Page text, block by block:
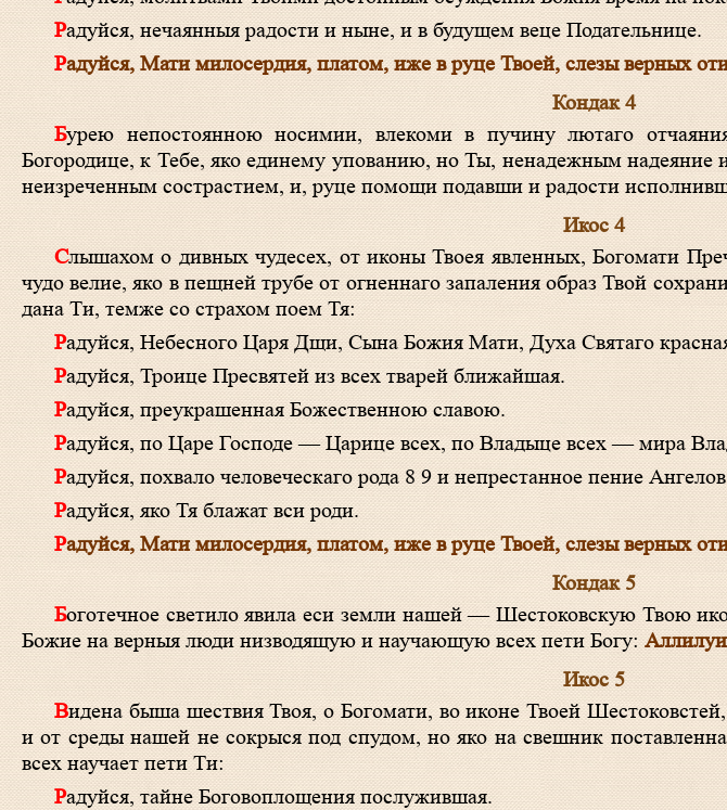
Радуйся, нечаянныя радости и ныне, и в будущем веце Подательнице.
Радуйся, Мати милосердия, платом, иже в руце Твоей, слезы верных
Кондак 4
Бурею непостоянною носимии, влекоми в пучину лютаго отчаяния, притекают в бедах и скорбех раби Твои,
Богородице, к Тебе, яко единему упованию, но Ты, ненадежным
неизреченным сострастием, и, руце помощи подавши и радости
Икос 4
Слышахом о дивных чудесех, от иконы Твоея явленных, Богомати Пречистая, радуемся и благодарим Тя, изряднее за
чудо велие, яко в пещней трубе от огненнаго запаления образ Твой
дана Ти, темже со страхом поем Тя:
Радуйся, Небесного Царя Дщи, Сына Божия Мати, Духа Святаго
Радуйся, Троице Пресвятей из всех тварей ближайшая.
Радуйся, преукрашенная Божественною славою.
Радуйся, по Царе Господе — Царице всех, по Владыце всех — мира
Радуйся, похвало человеческаго рода 8 9 и непрестанное пение
Радуйся, яко Тя блажат вси роди.
Радуйся, Мати милосердия, платом, иже в руце Твоей, слезы верных
Кондак 5
Боготечное светило явила еси земли нашей — Шестоковскую Твою икону, Владычице, милости Твоя и благословение
Божие на верныя люди низводящую и научающую всех пети Богу:
Икос 5
Видена быша шествия Твоя, о Богомати, во иконе Твоей Шестоковстей, сия бо во дни наша не точию не отъята от нас
и от среды нашей не сокрыся под спудом, но яко на свешник
всех научает пети Ти:
Радуйся, тайне Боговоплощения послужившая.